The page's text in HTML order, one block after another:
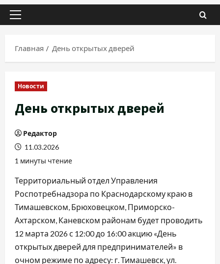
Основное
Главная
День открытых дверей
Новости
День открытых дверей
Редактор
11.03.2026
1 минуты чтение
Территориальный отдел Управления
Роспотребнадзора по Краснодарскому краю в
Тимашевском, Брюховецком, Приморско-
Ахтарском, Каневском районам будет проводить
12 марта 2026 с 12:00 до 16:00 акцию «День
открытых дверей для предпринимателей» в
очном режиме по адресу: г. Тимашевск, ул.